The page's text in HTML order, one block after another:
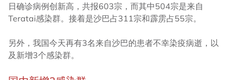
日确诊病例创新高，共报603宗，而其中504宗是来自
Teratai感染群。接着是沙巴占311宗和霹雳占55宗。
另外，我国今天再有3名来自沙巴的患者不幸染疫病逝，以
及新增3个感染群。